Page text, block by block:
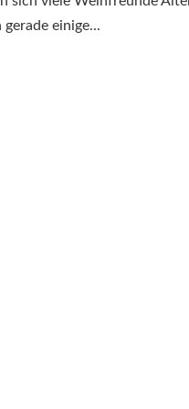
gerade einige...